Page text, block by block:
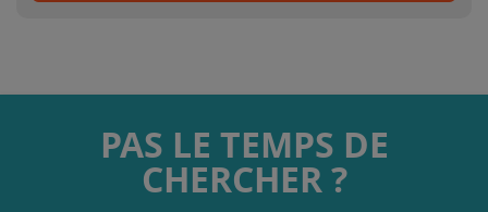
PAS LE TEMPS DE
CHERCHER ?